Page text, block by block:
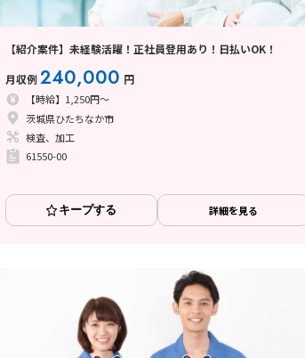
【紹介案件】未経験活躍！正社員登用あり！日払いOK！
月収例240,000 円
【時給】1,250円～
茨城県ひたちなか市
検査、加工
61550-00
キープする 詳細を見る